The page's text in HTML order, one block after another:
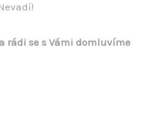
rádi se s Vámi domluvíme